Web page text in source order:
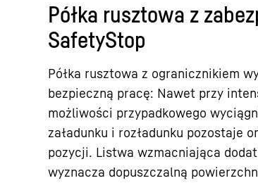
Półka rusztowa z
SafetyStop
Półka rusztowa z ogranicznikiem
bezpieczną pracę: Nawet przy
możliwości przypadkowego
załadunku i rozładunku pozostaje
pozycji. Listwa wzmacniająca
wyznacza dopuszczalną